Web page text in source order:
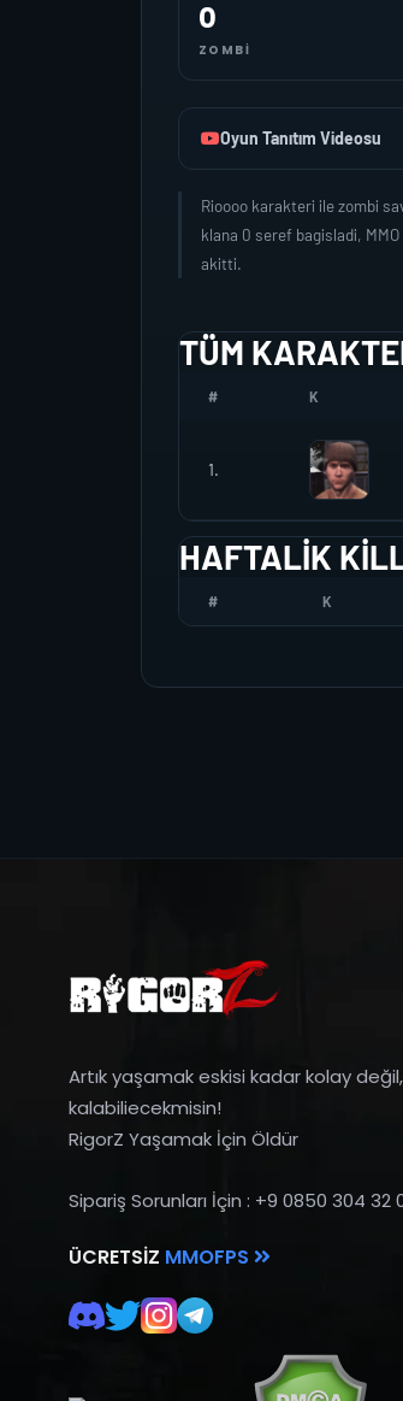
0
ZOMBI
Oyun Tanıtım Videosu
Rioooo karakteri ile zombi
klana 0 seref bagisladi,
akitti.
TÜM
# K
1.
HAFTALIK
# K
Artık yaşamak eskisi kadar kolay
kalabiliecekmisin!
RigorZ Yaşamak İçin Öldür
Sipariş Sorunları İçin : +9 0850 304 32
ÜCRETSIZ MMOFPS